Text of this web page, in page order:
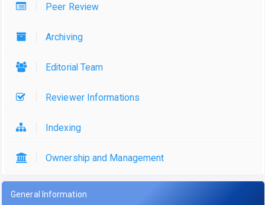
Peer Review
Archiving
Editorial Team
Reviewer Informations
Indexing
Ownership and Management
General Information